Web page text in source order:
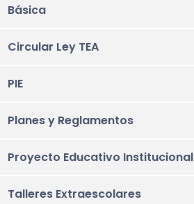
Básica
Circular Ley TEA
PIE
Planes y Reglamentos
Proyecto Educativo Institucional
Talleres Extraescolares